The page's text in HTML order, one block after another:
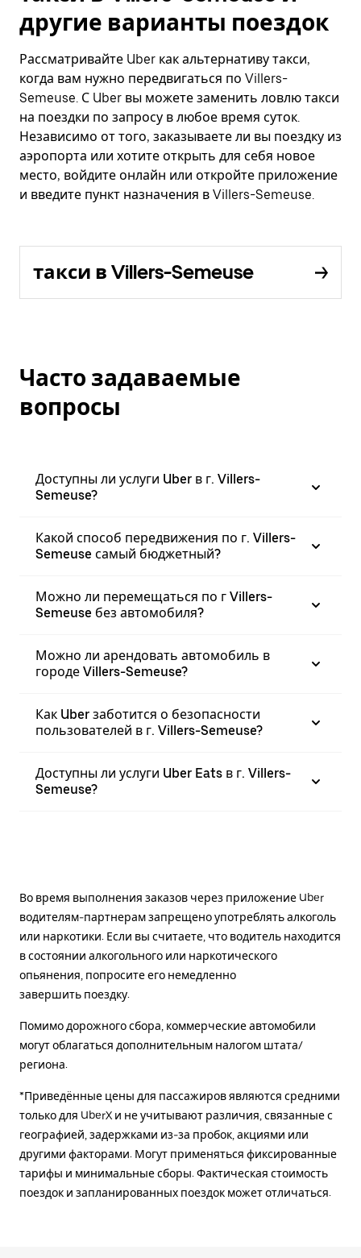
другие варианты поездок
Рассматривайте Uber как альтернативу такси,
когда вам нужно передвигаться по Villers-
Semeuse. С Uber вы можете заменить ловлю такси
на поездки по запросу в любое время суток.
Независимо от того, заказываете ли вы поездку из
аэропорта или хотите открыть для себя новое
место, войдите онлайн или откройте приложение
и введите пункт назначения в Villers-Semeuse.
такси в Villers-Semeuse
Часто задаваемые
вопросы
Доступны ли услуги Uber в г. Villers-
Semeuse?
Какой способ передвижения по г. Villers-
Semeuse самый бюджетный?
Можно ли перемещаться по г Villers-
Semeuse без автомобиля?
Можно ли арендовать автомобиль в
городе Villers-Semeuse?
Как Uber заботится о безопасности
пользователей в г. Villers-Semeuse?
Доступны ли услуги Uber Eats в г. Villers-
Semeuse?
Во время выполнения заказов через приложение Uber
водителям-партнерам запрещено употреблять алкоголь
или наркотики. Если вы считаете, что водитель находится
в состоянии алкогольного или наркотического
опьянения, попросите его немедленно
завершить поездку.
Помимо дорожного сбора, коммерческие автомобили
могут облагаться дополнительным налогом штата/
региона.
*Приведённые цены для пассажиров являются средними
только для UberX и не учитывают различия, связанные с
географией, задержками из-за пробок, акциями или
другими факторами. Могут применяться фиксированные
тарифы и минимальные сборы. Фактическая стоимость
поездок и запланированных поездок может отличаться.